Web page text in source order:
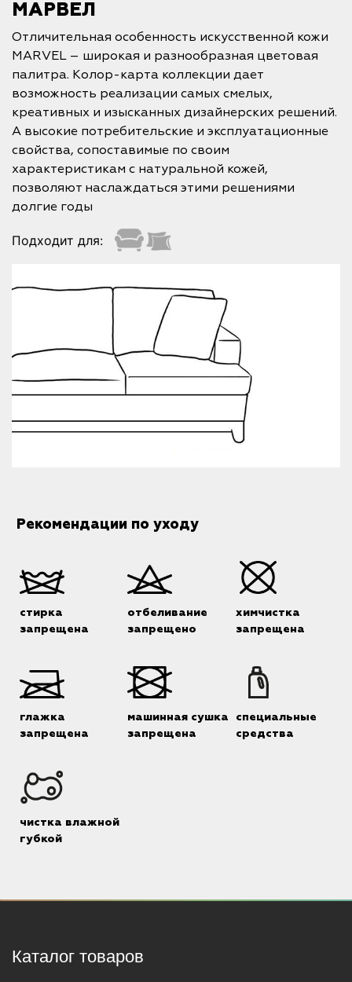
МАРВЕЛ
Отличительная особенность искусственной кожи
MARVEL – широкая и разнообразная цветовая
палитра. Колор-карта коллекции дает
возможность реализации самых смелых,
креативных и изысканных дизайнерских решений.
А высокие потребительские и эксплуатационные
свойства, сопоставимые по своим
характеристикам с натуральной кожей,
позволяют наслаждаться этими решениями
долгие годы
Подходит для:
Рекомендации по уходу
стирка
запрещена
отбеливание
запрещено
химчистка
запрещена
глажка
запрещена
машинная сушка
запрещена
специальные
средства
чистка влажной
губкой
Каталог товаров